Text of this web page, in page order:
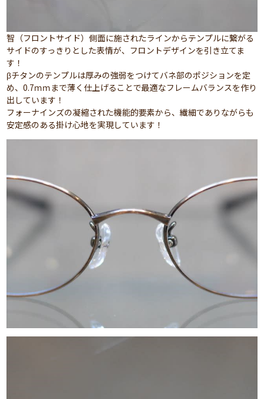
智（フロントサイド）側面に施されたラインからテンプルに繋がる
サイドのすっきりとした表情が、フロントデザインを引き立てま
す！
βチタンのテンプルは厚みの強弱をつけてバネ部のポジションを定
め、0.7ｍｍまで薄く仕上げることで最適なフレームバランスを作り
出しています！
フォーナインズの凝縮された機能的要素から、繊細でありながらも
安定感のある掛け心地を実現しています！